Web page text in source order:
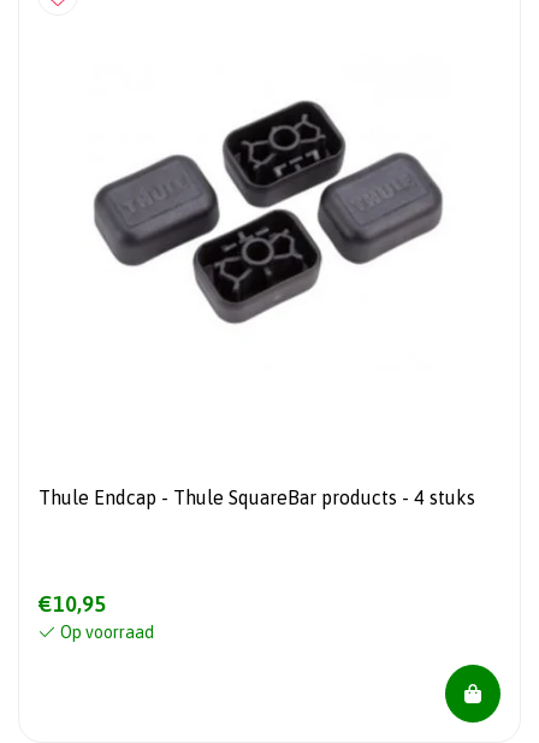
Thule Endcap - Thule SquareBar products - 4 stuks
€10,95
Op voorraad